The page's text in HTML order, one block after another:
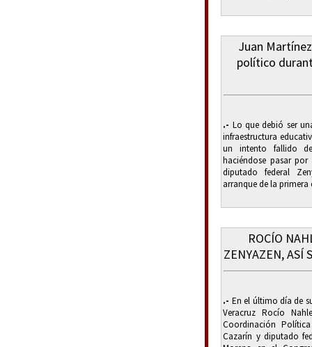
Juan
político
.- Lo que debió ser
infraestructura
un intento fallido
haciéndose pasar
diputado federal
arranque de la
ROCÍO
ZENYAZEN, ASÍ
.- En el último día de
Veracruz Rocío
Coordinación
Cazarín y diputado